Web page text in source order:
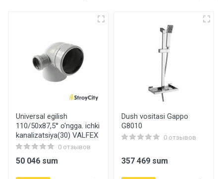
Universal egilish
110/50x87,5° o'ngga. ichki
kanalizatsiya(30) VALFEX
0 отзывов
50 046 sum
Dush vositasi Gappo
G8010
0 отзывов
357 469 sum